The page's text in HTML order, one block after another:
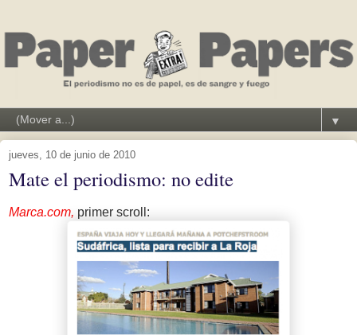
▼
jueves, 10 de junio de 2010
Mate el periodismo: no edite
Marca.com, primer scroll: